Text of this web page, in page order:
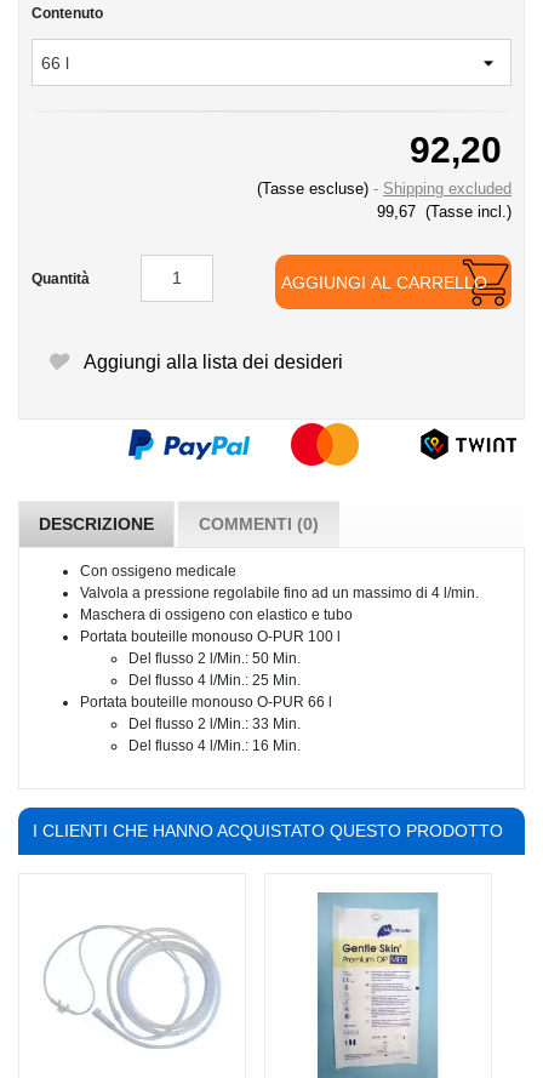
Contenuto
92,20
(Tasse escluse)
Shipping excluded
99,67 (Tasse incl.)
Quantità AGGIUNGI AL CARRELLO
Aggiungi alla lista dei desideri
DESCRIZIONE COMMENTI (0)
Con ossigeno medicale
Valvola a pressione regolabile fino ad un massimo di 4 l/min.
Maschera di ossigeno con elastico e tubo
Portata bouteille monouso O-PUR 100 l
Del flusso 2 l/Min.: 50 Min.
Del flusso 4 l/Min.: 25 Min.
Portata bouteille monouso O-PUR 66 l
Del flusso 2 l/Min.: 33 Min.
Del flusso 4 l/Min.: 16 Min.
I CLIENTI CHE HANNO ACQUISTATO QUESTO PRODOTTO